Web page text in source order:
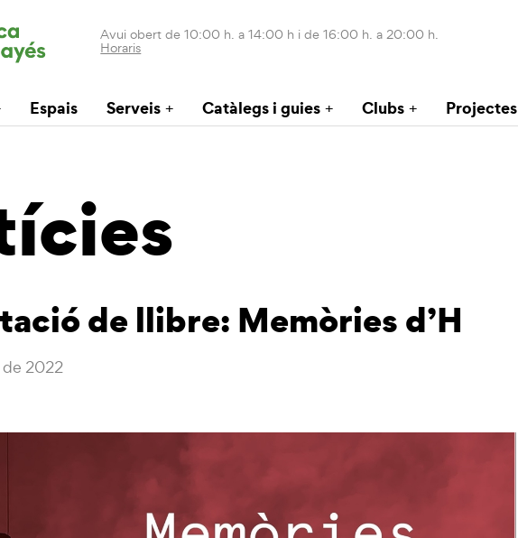
Avui obert de 10:00 h. a 14:00 h i de 16:00 h. a 20:00 h.
Horaris
Espais Serveis Catàlegs i guies Clubs Projectes
de llibre: Memòries d’H
2022